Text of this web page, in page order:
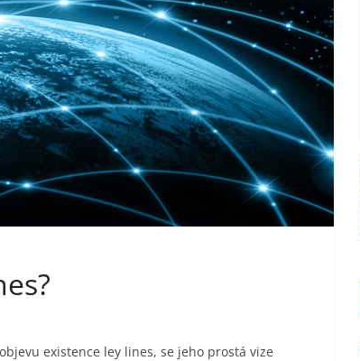
existence ley lines, se jeho prostá vize